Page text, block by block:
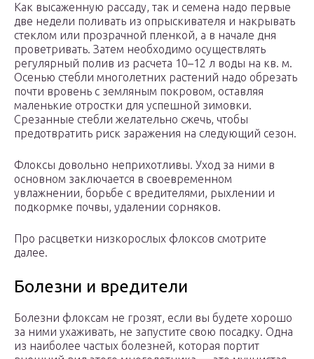
Как высаженную рассаду, так и семена надо первые
две недели поливать из опрыскивателя и накрывать
стеклом или прозрачной пленкой, а в начале дня
проветривать. Затем необходимо осуществлять
регулярный полив из расчета 10–12 л воды на кв. м.
Осенью стебли многолетних растений надо обрезать
почти вровень с земляным покровом, оставляя
маленькие отростки для успешной зимовки.
Срезанные стебли желательно сжечь, чтобы
предотвратить риск заражения на следующий сезон.
Флоксы довольно неприхотливы. Уход за ними в
основном заключается в своевременном
увлажнении, борьбе с вредителями, рыхлении и
подкормке почвы, удалении сорняков.
Про расцветки низкорослых флоксов смотрите
далее.
Болезни и вредители
Болезни флоксам не грозят, если вы будете хорошо
за ними ухаживать, не запустите свою посадку. Одна
из наиболее частых болезней, которая портит